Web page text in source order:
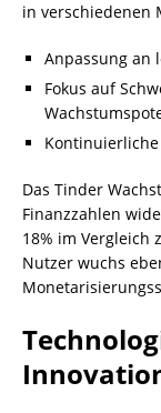
in verschiedenen
Anpassung an
Fokus auf
Das Tinder
Finanzzahlen
18% im Vergleich
Nutzer wuchs